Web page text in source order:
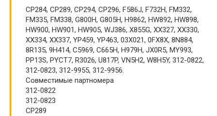
CP284, CP289, CP294, CP296, F586J, F732H, FM332,
FM335, FM338, G800H, G805H, H9862, HW892, HW898,
HW900, HW901, HW905, WJ386, X855G, XX327, XX330,
XX334, XX337, YP459, YP463, 03X021, 0FX8X, 8N884,
8R135, 9H414, C5969, C665H, H979H, JX0R5, MY993,
PP13S, PYCT7, R3026, U817P, VN5H2, W8H5Y, 312-0822,
312-0823, 312-9955, 312-9956.
Совместимые партномера
312-0822
312-0823
CP289